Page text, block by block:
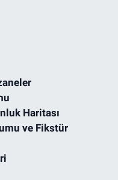
Haritası
ve Fikstür